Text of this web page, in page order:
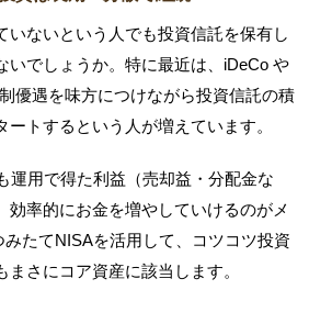
いないという人でも投資信託を保有し
いでしょうか。特に最近は、iDeCo や
優遇を味方につけながら投資信託の積
トするという人が増えています。
運用で得た利益（売却益・分配金な
効率的にお金を増やしていけるのがメ
みたてNISAを活用して、コツコツ投資
さにコア資産に該当します。